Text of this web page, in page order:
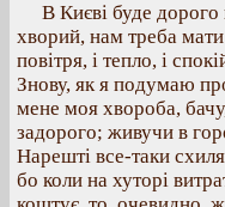
В Києві буде
хворий, нам треба
повітря, і тепло, і
Знову, як я подумаю
мене моя хвороба,
задорого; живучи в
Нарешті все-таки
бо коли на хуторі